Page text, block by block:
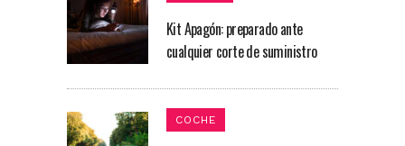
Kit Apagón: preparado ante
cualquier corte de suministro
COCHE